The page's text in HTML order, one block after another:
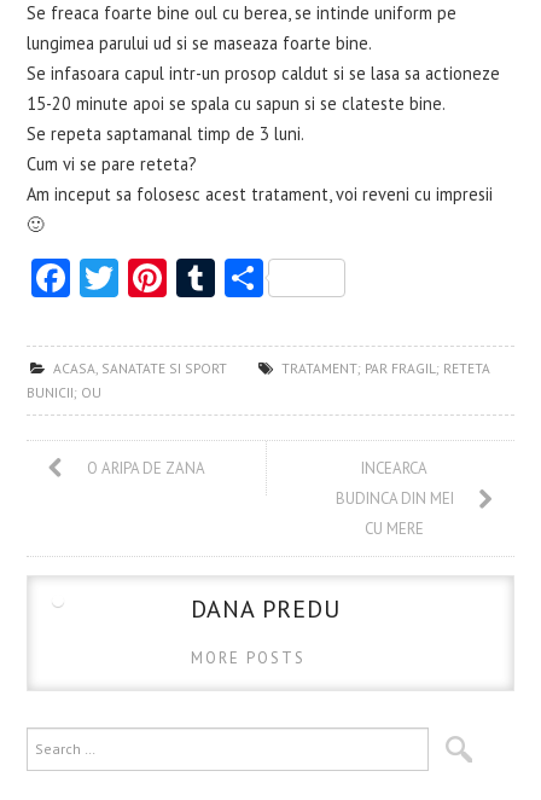
Se freaca foarte bine oul cu berea, se intinde uniform pe
lungimea parului ud si se maseaza foarte bine.
Se infasoara capul intr-un prosop caldut si se lasa sa actioneze
15-20 minute apoi se spala cu sapun si se clateste bine.
Se repeta saptamanal timp de 3 luni.
Cum vi se pare reteta?
Am inceput sa folosesc acest tratament, voi reveni cu impresii
🙂
Fa
b
o
o
k
T
itt
Pi
er
t
T
m
r
S
re
ACASA, SANATATE SI SPORT
TRATAMENT; PAR FRAGIL; RETETA
BUNICII; OU
O ARIPA DE ZANA
INCEARCA
BUDINCA DIN MEI
CU MERE
DANA PREDU
MORE POSTS